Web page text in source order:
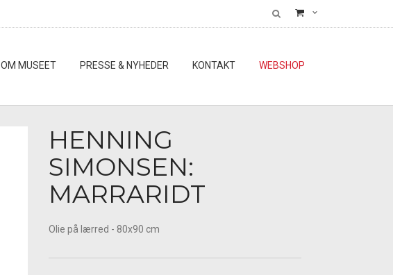
OM MUSEET PRESSE & NYHEDER KONTAKT WEBSHOP
HENNING
SIMONSEN:
MARRARIDT
Olie på lærred - 80x90 cm